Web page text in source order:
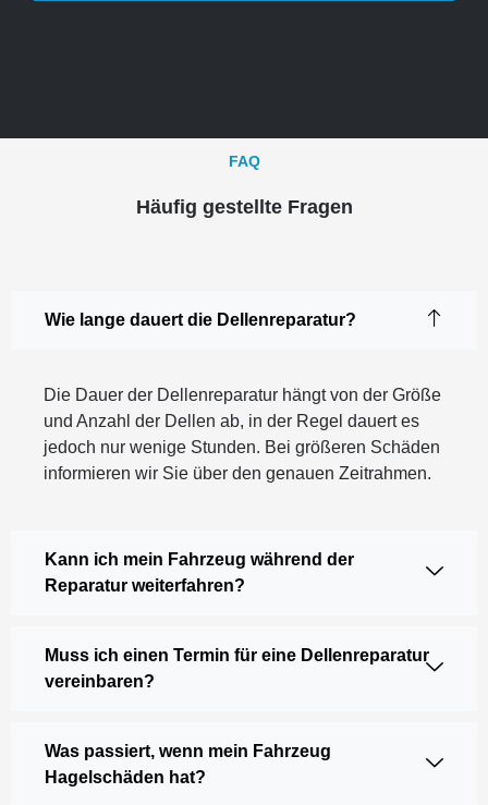
FAQ
Häufig gestellte Fragen
Wie lange dauert die Dellenreparatur?
Die Dauer der Dellenreparatur hängt von der Größe
und Anzahl der Dellen ab, in der Regel dauert es
jedoch nur wenige Stunden. Bei größeren Schäden
informieren wir Sie über den genauen Zeitrahmen.
Kann ich mein Fahrzeug während der
Reparatur weiterfahren?
Muss ich einen Termin für eine Dellenreparatur
vereinbaren?
Was passiert, wenn mein Fahrzeug
Hagelschäden hat?